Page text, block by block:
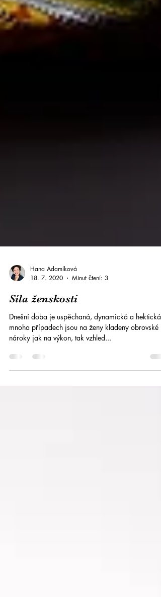
18. 7. 2020
Minut čtení: 3
Síla ženskosti
Dnešní doba je uspěchaná, dynamická a hektická.
nároky jak na výkon, tak vzhled...